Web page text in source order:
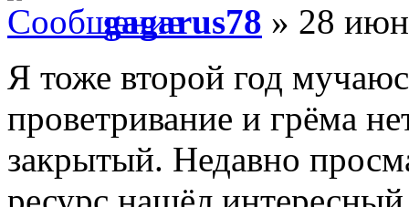
gagarus78 » 28
Я тоже второй год
проветривание и грёма
закрытый. Недавно